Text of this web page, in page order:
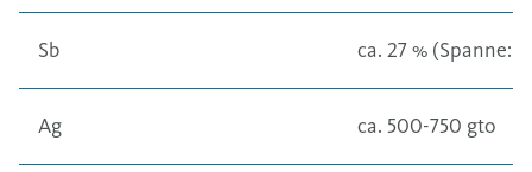
Sb ca. 27 % (Spanne:
Ag ca. 500-750 gto